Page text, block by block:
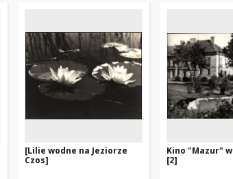
[Lilie wodne na Jeziorze
Czos]
Kino "Mazur"
[2]